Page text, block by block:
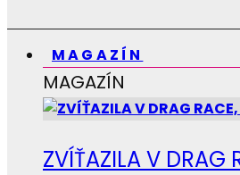
MAGAZÍN
MAGAZÍN
ZVÍŤAZILA V DRAG